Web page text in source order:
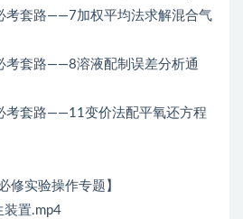
考套路——7加权平均法求解混合气
考套路——8溶液配制误差分析通
考套路——11变价法配平氧还方程
实验操作专题】
装置.mp4